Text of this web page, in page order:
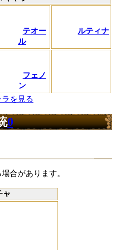
テオー
ル
ルティナ
フェノ
ン
を見る
0
合があります。
ャ